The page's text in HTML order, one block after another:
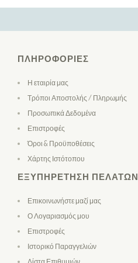
ΠΛΗΡΟΦΟΡΊΕΣ
Η εταιρία μας
Τρόποι Αποστολής / Πληρωμής
Προσωπικά Δεδομένα
Επιστροφές
Όροι & Προϋποθέσεις
Χάρτης Ιστότοπου
ΕΞΥΠΗΡΈΤΗΣΗ ΠΕΛΑΤΏΝ
Επικοινωνήστε μαζί μας
Ο Λογαριασμός μου
Επιστροφές
Ιστορικό Παραγγελιών